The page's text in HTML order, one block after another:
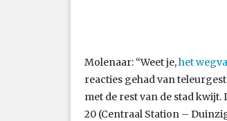
Molenaar: “Weet je,het
reacties gehad van
met de rest van de stad
20 (Centraal Station –